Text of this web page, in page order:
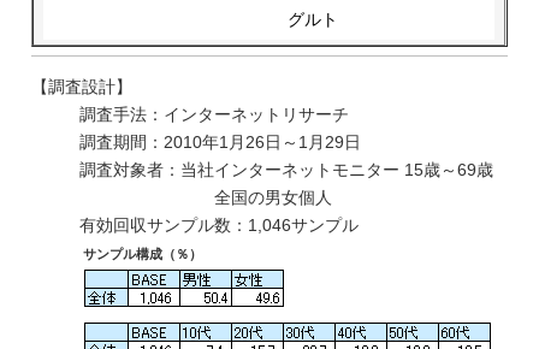
グルト
【調査設計】
調査手法：インターネットリサーチ
調査期間：2010年1月26日～1月29日
調査対象者：当社インターネットモニター 15歳～69歳
全国の男女個人
有効回収サンプル数：1,046サンプル
サンプル構成（％）